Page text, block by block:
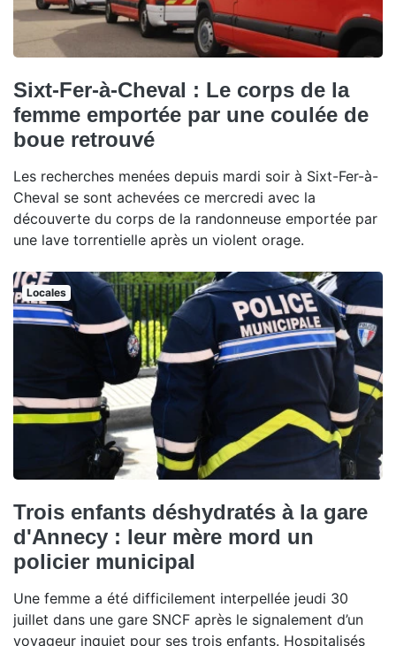
Sixt-Fer-à-Cheval : Le corps de la
femme emportée par une coulée de
boue retrouvé
Les recherches menées depuis mardi soir à Sixt-Fer-à-
Cheval se sont achevées ce mercredi avec la
découverte du corps de la randonneuse emportée par
une lave torrentielle après un violent orage.
Locales
Trois enfants déshydratés à la gare
d'Annecy : leur mère mord un
policier municipal
Une femme a été difficilement interpellée jeudi 30
juillet dans une gare SNCF après le signalement d’un
voyageur inquiet pour ses trois enfants. Hospitalisés